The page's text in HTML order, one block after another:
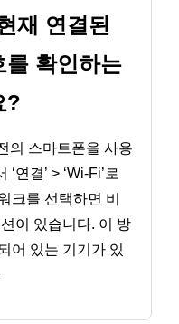
재 연결된
를 확인하는
?
의 스마트폰을 사용
연결’ > ‘Wi-Fi’로
크를 선택하면 비
이 있습니다. 이 방
어 있는 기기가 있